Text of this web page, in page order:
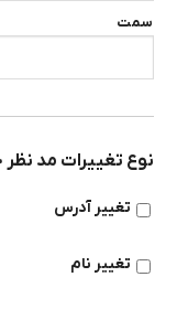
سمت
نوع تغییرات مد
تغییر آدرس
تغییر نام